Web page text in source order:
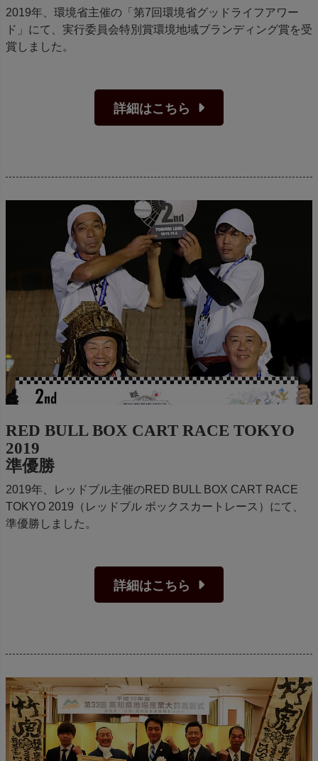
2019年、環境省主催の「第7回環境省グッドライフアワー
ド」にて、実行委員会特別賞環境地域ブランディング賞を受
賞しました。
詳細はこちら
RED BULL BOX CART RACE TOKYO
2019
準優勝
2019年、レッドブル主催のRED BULL BOX CART RACE
TOKYO 2019（レッドブル ボックスカートレース）にて、
準優勝しました。
詳細はこちら